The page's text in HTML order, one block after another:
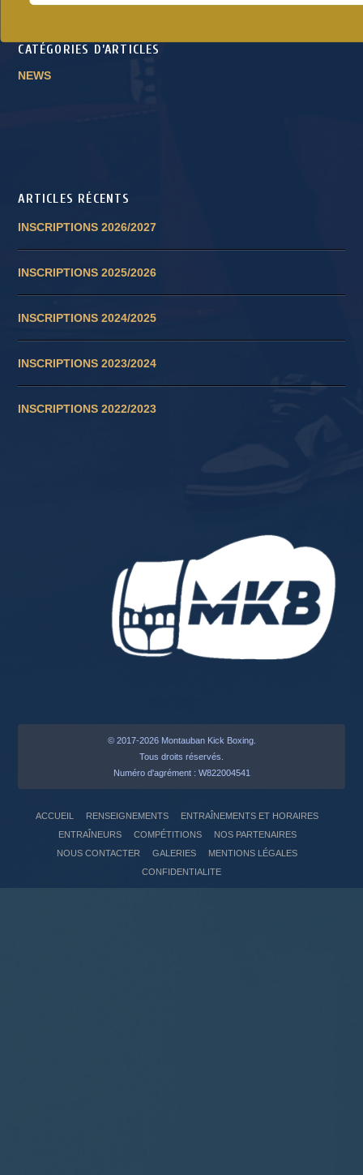
CATÉGORIES D’ARTICLES
NEWS
ARTICLES RÉCENTS
INSCRIPTIONS 2026/2027
INSCRIPTIONS 2025/2026
INSCRIPTIONS 2024/2025
INSCRIPTIONS 2023/2024
INSCRIPTIONS 2022/2023
© 2017-2026 Montauban Kick Boxing.
Tous droits réservés.
Numéro d'agrément : W822004541
ACCUEIL RENSEIGNEMENTS
ENTRAÎNEMENTS ET HORAIRES
ENTRAÎNEURS
COMPÉTITIONS
NOS PARTENAIRES
NOUS CONTACTER
GALERIES
MENTIONS LÉGALES
CONFIDENTIALITE